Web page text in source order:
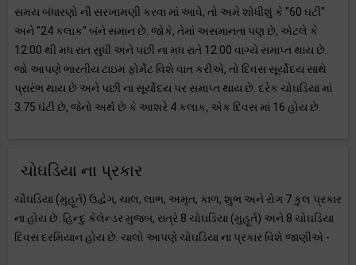
સમય બંધારણો ની સરખામણી કરવા માં આવે, તો અમે શોધીશું કે "60 ઘટી"
અને "24 કલાક" બંને સમાન છે. જોકે, તેમાં અસમાનતા પણ છે, એટલે કે
12:00 થી મધ રાત સુધી અને પછી ના મધ રાતે 12:00 વાગ્યે સમાપ્ત થાય છે.
જો આપણે ભારતીય ટાઇમ ફોર્મેટ વિશે વાત કરીએ, તો દિવસ સૂર્યોદય સાથે
પ્રારંભ થાય છે અને પછી ના સૂર્યોદય પર સમાપ્ત થાય છે. દરેક ચોઘડિયા માં
3.75 ઘંટી છે, જેનો અર્થ છે કે આશરે 4 કલાક, એક દિવસ માં 16 હોય છે.
ચોઘડિયા ના પ્રકાર
ચૌઘડિયા (મુહૂર્ત) ઉદ્વેગ, ચાલ, લાભ, અમૃત, કાળ, શુભ અને રોગ 7 કુલ પ્રકાર
ના હોય છે. હિન્દુ કેલેન્ડર મુજબ, રાત્રે 8 ચોઘડિયા (મુહૂર્ત) અને 8 ચોઘડિયા
દિવસ દરમિયાન હોય છે. ચાલો આપણે ચોઘડિયા ના પ્રકાર વિશે જાણીએ -